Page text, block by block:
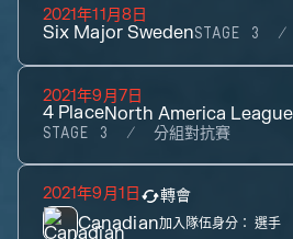
2021年11月8日
Six Major SwedenSTAGE 3
2021年9月7日
4 PlaceNorth America League
STAGE 3 分組對抗賽
2021年9月1日 轉會
Canadian加入隊伍身分： 選手